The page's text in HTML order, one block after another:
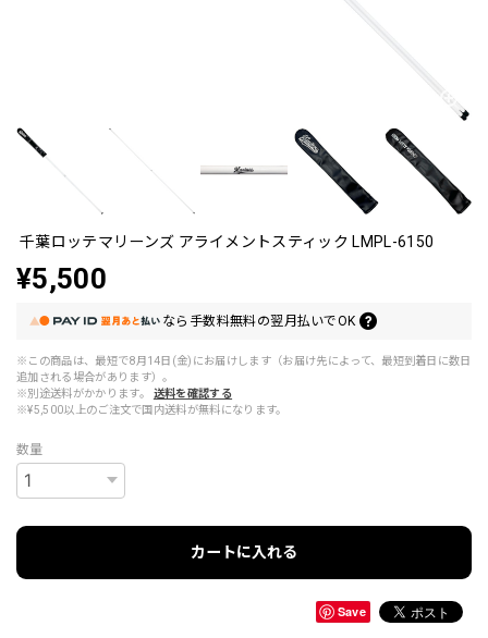
千葉ロッテマリーンズ アライメントスティック LMPL-6150
¥5,500
なら 手数料無料の翌月払いでOK
※この商品は、最短で8月14日(金)にお届けします（お届け先によって、最短到着日に数日
追加される場合があります）。
※別途送料がかかります。
送料を確認する
※¥5,500以上のご注文で国内送料が無料になります。
数量
カートに入れる
Save